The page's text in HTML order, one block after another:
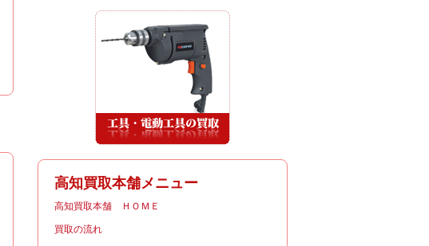
高知買取本舗メニュー
高知買取本舗 ＨＯＭＥ
買取の流れ